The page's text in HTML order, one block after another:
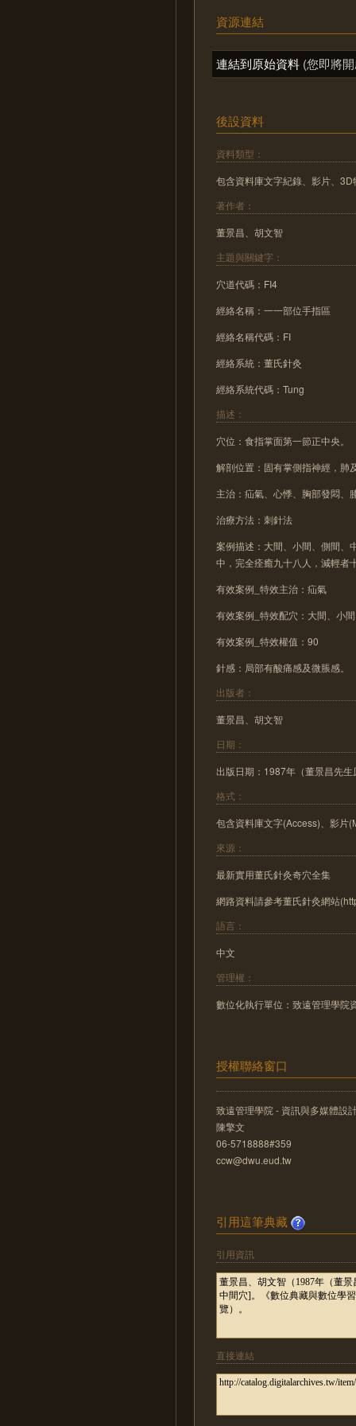
資源連結
連結到原始資料 (您即將
後設資料
資料類型：
包含資料庫文字紀錄、影片、
著作者：
董景昌、胡文智
主題與關鍵字：
穴道代碼：FI4
經絡名稱：一一部位手指區
經絡名稱代碼：FI
經絡系統：董氏針灸
經絡系統代碼：Tung
描述：
穴位：食指掌面第一節正中央。
解剖位置：固有掌側指神經，肺
主治：疝氣、心悸、胸部發悶、
治療方法：刺針法
案例描述：大間、小間、側間、
中，完全痊癒九十八人，減輕者
有效案例_特效主治：疝氣
有效案例_特效配穴：大間、小
有效案例_特效權值：90
針感：局部有酸痛感及微脹感。
出版者：
董景昌、胡文智
日期：
出版日期：1987年（董景昌先
格式：
包含資料庫文字(Access)、影片
來源：
最新實用董氏針灸奇穴全集
網路資料請參考董氏針灸網站
語言：
中文
管理權：
數位化執行單位：致遠管理學院
授權聯絡窗口
致遠管理學院 - 資訊與多媒體設
陳擎文
06-5718888#359
ccw@dwu.eud.tw
引用這筆典藏
引用資訊
直接連結